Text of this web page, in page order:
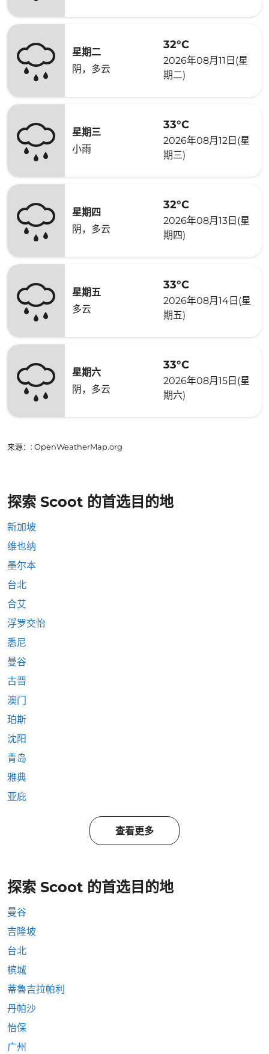
星期二
阴，多云
32°C
2026年08月11日(星
期二)
星期三
小雨
33°C
2026年08月12日(星
期三)
星期四
阴，多云
32°C
2026年08月13日(星
期四)
星期五
多云
33°C
2026年08月14日(星
期五)
星期六
阴，多云
33°C
2026年08月15日(星
期六)
来源： : OpenWeatherMap.org
探索 Scoot 的首选目的地
新加坡
维也纳
墨尔本
台北
合艾
浮罗交怡
悉尼
曼谷
古晋
澳门
珀斯
沈阳
青岛
雅典
亚庇
查看更多
探索 Scoot 的首选目的地
曼谷
吉隆坡
台北
槟城
蒂魯吉拉帕利
丹帕沙
怡保
广州